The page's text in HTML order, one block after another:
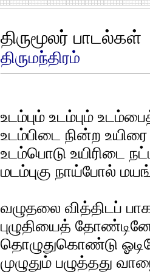
திருமூலர் பாடல்கள்
திருமந்திரம்
உடம்பும் உடம்பும்
உடம்பிடை நின்ற
உடம்பொடு உயிரிடை
மடம்புகு நாய்போல்
வழுதலை வித்திடப்
புழுதியைத்
தொழுதுகொண்டு
முழுதும் பழுத்தது